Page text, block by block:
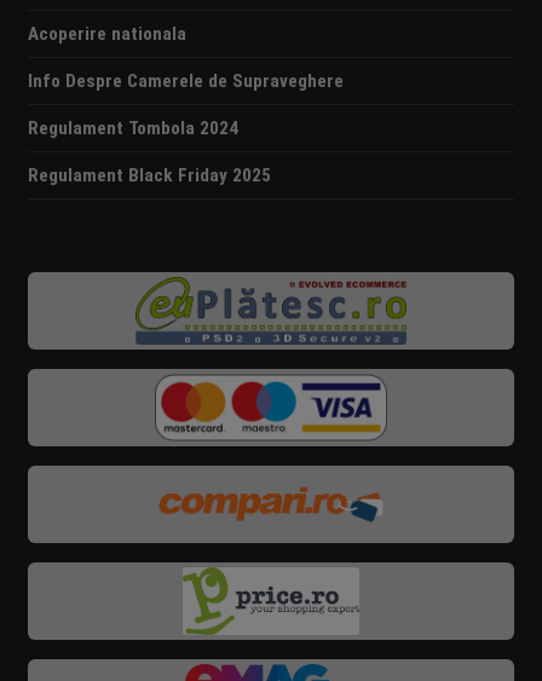
Acoperire nationala
Info Despre Camerele de Supraveghere
Regulament Tombola 2024
Regulament Black Friday 2025